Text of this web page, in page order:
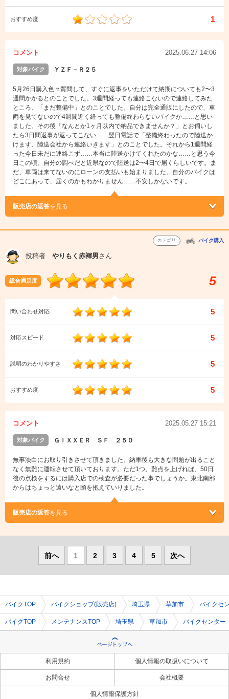
おすすめ度 1
コメント 2025.06.27 14:06
対象バイク ＹＺＦ－Ｒ２５
5月26日購入色々質問して、すぐに返事をいただけて納期についても2〜3
週間かかるとのことでした。3週間経っても連絡こないので連絡してみた
ところ、「まだ整備中」とのことでした。自分は完全通販にしたので、車
両を見てないので4週間近く経っても整備終わらないバイクか……と思い
ました。その後「なんとか1ヶ月以内で納品できませんか？」とお伺いし
たら3日間返事が返ってこない……翌日電話で「整備終わったので陸送か
けます、陸送会社から連絡いきます」とのことでした。それから1週間経
った今日未だに連絡こず……本当に陸送かけてくれたのかな……と思う今
日この頃。自分の調べだと近県なので陸送は2〜4日で届くらしいです。ま
だ、車両は来てないのにローンの支払いも始まりました。自分のバイクは
どこにあって、届くのかもわかりません……不安しかないです。
販売店の返答を見る
カテゴリ バイク購入
投稿者 やりもく赤褌男さん
総合満足度 5
問い合わせ対応 5
対応スピード 5
説明のわかりやすさ 5
おすすめ度 5
コメント 2025.05.27 15:21
対象バイク ＧＩＸＸＥＲ ＳＦ ２５０
無事淡白にお取り引きさせて頂きました。納車後も大きな問題が出ること
なく無難に運転させて頂いております。ただ1つ、難点を上げれば、50日
後の点検をするには購入店での検査が必要だった事でしょうか。東北南部
からはちょっと遠いなと頭を抱えていりました。
販売店の返答を見る
前へ 1 2 3 4 5 次へ
バイクTOP バイクショップ(販売店) 埼玉県 草加市 バイクセ
バイクTOP メンテナンスTOP 埼玉県 草加市 バイクセンタ
利用規約 個人情報の取扱いについて
お問合せ 会社概要
個人情報保護方針